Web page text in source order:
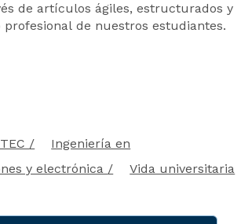
de artículos ágiles, estructurados y
de nuestros estudiantes.
Ingeniería en
y electrónica
Vida universitaria